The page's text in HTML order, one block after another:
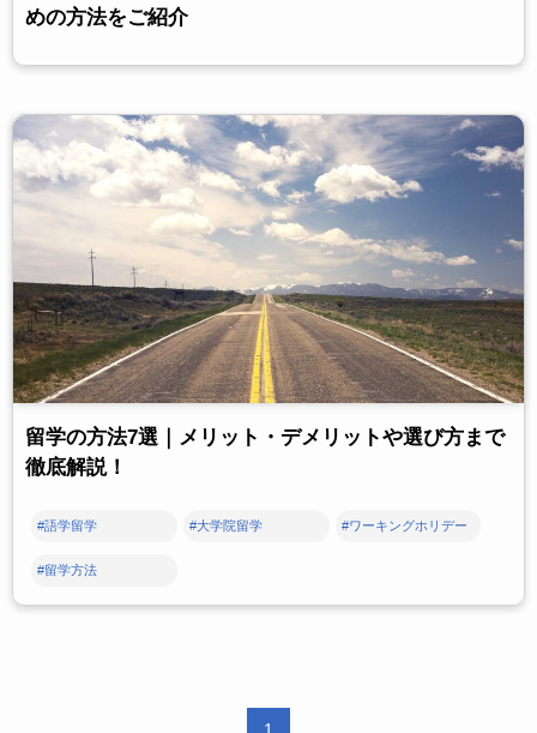
めの方法をご紹介
留学の方法7選｜メリット・デメリットや選び方まで
徹底解説！
#語学留学 #大学院留学 #ワーキングホリデー
#留学方法